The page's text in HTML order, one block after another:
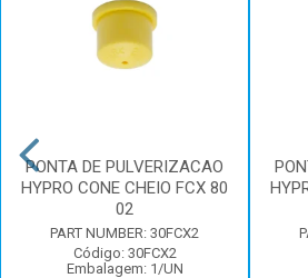
PONTA DE PULVERIZACAO
HYPRO CONE CHEIO FCX 80
02
PART NUMBER: 30FCX2
Código: 30FCX2
Embalagem: 1/UN